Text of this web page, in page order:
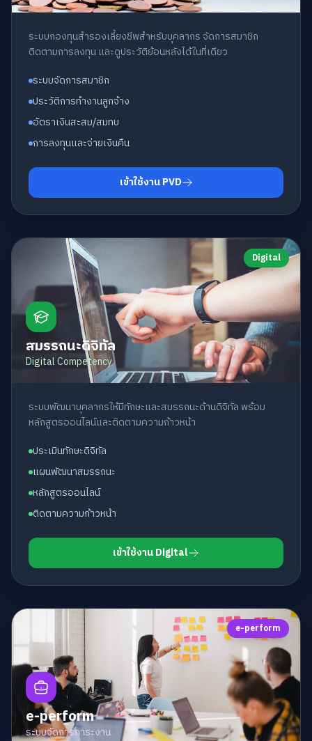
ระบบกองทุนสำรองเลี้ยงชีพสำหรับบุคลากร จัดการสมาชิก
ติดตามการลงทุน และดูประวัติย้อนหลังได้ในที่เดียว
ระบบจัดการสมาชิก
ประวัติการทำงานลูกจ้าง
อัตราเงินสะสม/สมทบ
การลงทุนและจ่ายเงินคืน
เข้าใช้งาน PVD
Digital
สมรรถนะดิจิทัล
Digital Competency
ระบบพัฒนาบุคลากรให้มีทักษะและสมรรถนะด้านดิจิทัล พร้อม
หลักสูตรออนไลน์และติดตามความก้าวหน้า
ประเมินทักษะดิจิทัล
แผนพัฒนาสมรรถนะ
หลักสูตรออนไลน์
ติดตามความก้าวหน้า
เข้าใช้งาน Digital
e-perform
e-perform
ระบบจัดการภาระงาน